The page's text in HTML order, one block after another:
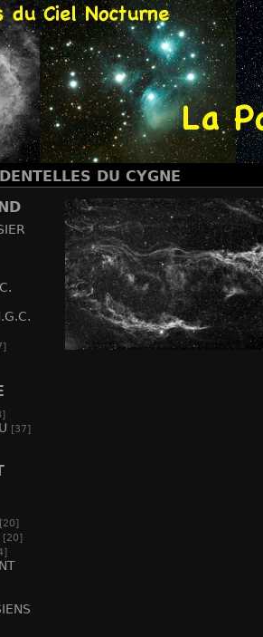
DU CYGNE
[37]
[20]
[20]